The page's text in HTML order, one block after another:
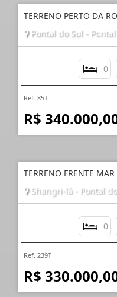
TERRENO PERTO DA
Pontal do Sul -
0
Ref. 85T
R$
TERRENO FRENTE
Shangri-lá - Pontal
0
Ref. 239T
R$